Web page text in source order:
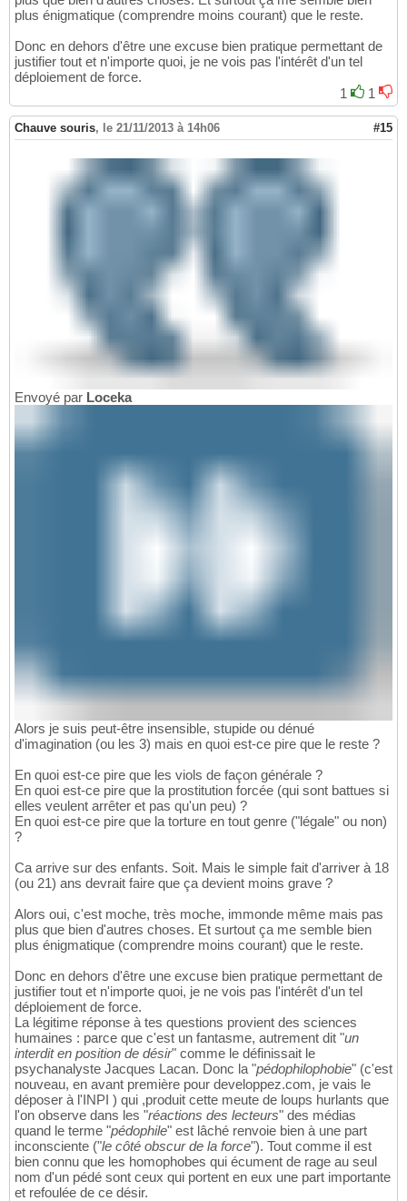
plus énigmatique (comprendre moins courant) que le reste.
Donc en dehors d'être une excuse bien pratique permettant de
justifier tout et n'importe quoi, je ne vois pas l'intérêt d'un tel
déploiement de force.
1
1
Chauve souris, le 21/11/2013 à 14h06 #15
Envoyé par Loceka
Alors je suis peut-être insensible, stupide ou dénué
d'imagination (ou les 3) mais en quoi est-ce pire que le reste ?
En quoi est-ce pire que les viols de façon générale ?
En quoi est-ce pire que la prostitution forcée (qui sont battues si
elles veulent arrêter et pas qu'un peu) ?
En quoi est-ce pire que la torture en tout genre ("légale" ou non)
?
Ca arrive sur des enfants. Soit. Mais le simple fait d'arriver à 18
(ou 21) ans devrait faire que ça devient moins grave ?
Alors oui, c'est moche, très moche, immonde même mais pas
plus que bien d'autres choses. Et surtout ça me semble bien
plus énigmatique (comprendre moins courant) que le reste.
Donc en dehors d'être une excuse bien pratique permettant de
justifier tout et n'importe quoi, je ne vois pas l'intérêt d'un tel
déploiement de force.
La légitime réponse à tes questions provient des sciences
humaines : parce que c'est un fantasme, autrement dit "un
interdit en position de désir" comme le définissait le
psychanalyste Jacques Lacan. Donc la "pédophilophobie" (c'est
nouveau, en avant première pour developpez.com, je vais le
déposer à l'INPI ) qui ,produit cette meute de loups hurlants que
l'on observe dans les "réactions des lecteurs" des médias
quand le terme "pédophile" est lâché renvoie bien à une part
inconsciente ("le côté obscur de la force"). Tout comme il est
bien connu que les homophobes qui écument de rage au seul
nom d'un pédé sont ceux qui portent en eux une part importante
et refoulée de ce désir.